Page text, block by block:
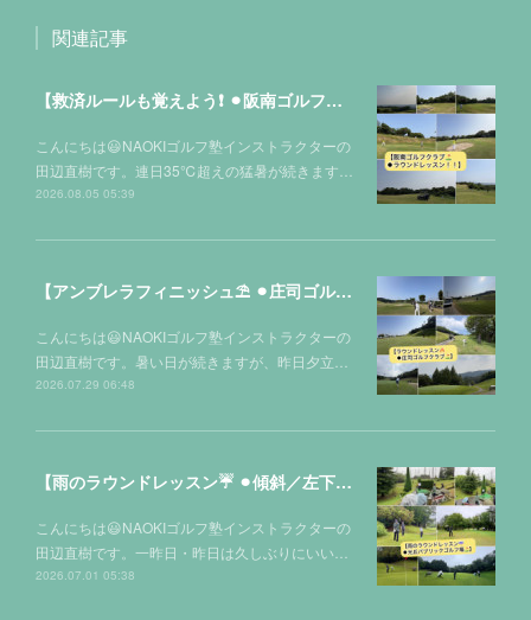
関連記事
【救済ルールも覚えよう❗️ ⚫︎阪南ゴルフクラブ⛳️】
こんにちは😃NAOKIゴルフ塾インストラクターの
田辺直樹です。連日35℃超えの猛暑が続きます…
2026.08.05 05:39
【アンブレラフィニッシュ⛱️ ⚫︎庄司ゴルフクラブ⛳️】
こんにちは😃NAOKIゴルフ塾インストラクターの
田辺直樹です。暑い日が続きますが、昨日夕立…
2026.07.29 06:48
【雨のラウンドレッスン☔️ ⚫︎傾斜／左下りのアプローチ 2種類の打ち方‼️in光丘パブリックゴルフ場⛳️】
こんにちは😃NAOKIゴルフ塾インストラクターの
田辺直樹です。一昨日・昨日は久しぶりにいい…
2026.07.01 05:38